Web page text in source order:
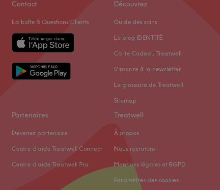
Contact
La boîte à Questions Clients
Découvrez
Guide des soins
Le blog IDENTITÉ
Carte Cadeau Treatwell
S'inscrire à la newsletter
Le glossaire de Treatwell
Sitemap
Partenaires
Devenez partenaire
Centre d'aide Treatwell Connect
Centre d'aide Treatwell Pro
Treatwell
À propos
Nous recrutons
Mentions légales et RGPD
Paramètres des cookies